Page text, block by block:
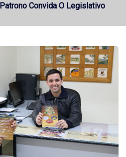
Patrono Convida O Legislativo